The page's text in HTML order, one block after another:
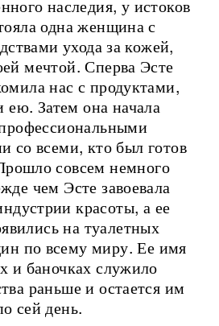
наследия, у истоков
одна женщина с
ухода за кожей,
мечтой. Сперва Эсте
нас с продуктами,
ею. Затем она начала
со всеми, кто был готов
совсем немного
чем Эсте завоевала
красоты, а ее
на туалетных
по всему миру. Ее имя
и баночках служило
раньше и остается им
сей день.